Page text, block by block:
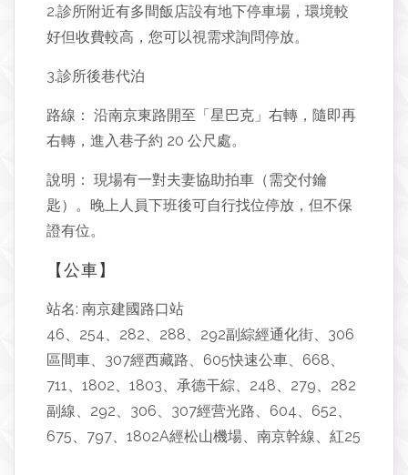
2.診所附近有多間飯店設有地下停車場，環境較
好但收費較高，您可以視需求詢問停放。
3.診所後巷代泊
​路線： 沿南京東路開至「星巴克」右轉，隨即再
右轉，進入巷子約 20 公尺處。
​說明： 現場有一對夫妻協助拍車（需交付鑰
匙）。晚上人員下班後可自行找位停放，但不保
證有位。
【公車】
站名: 南京建國路口站
46、254、282、288、292副綜經通化街、306
區間車、307經西藏路、605快速公車、668、
711、1802、1803、承德干綜、248、279、282
副線、292、306、307經营光路、604、652、
675、797、1802A經松山機場、南京幹線、紅25